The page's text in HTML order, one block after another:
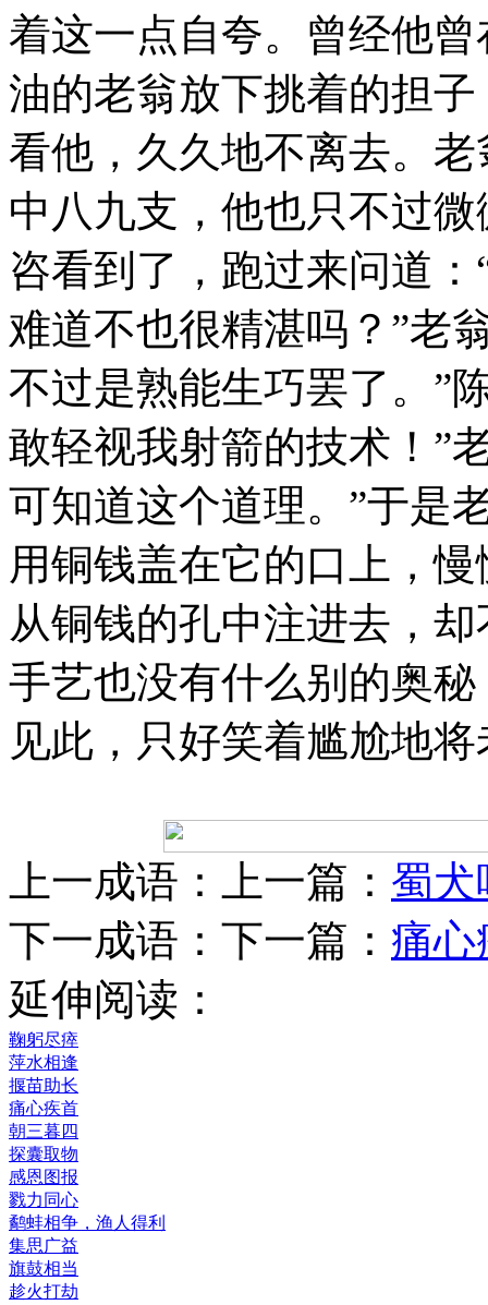
着这一点自夸。曾经他
油的老翁放下挑着的担
看他，久久地不离去。
中八九支，他也只不过
咨看到了，跑过来问道
难道不也很精湛吗？”老
不过是熟能生巧罢了。”
敢轻视我射箭的技术！”
可知道这个道理。”于是
用铜钱盖在它的口上，
从铜钱的孔中注进去，
手艺也没有什么别的奥
见此，只好笑着尴尬地
上一成语：上一篇： 蜀犬
下一成语：下一篇： 痛心
延伸阅读：
鞠躬尽瘁
萍水相逢
揠苗助长
痛心疾首
朝三暮四
探囊取物
感恩图报
戮力同心
鹬蚌相争，渔人得利
集思广益
旗鼓相当
趁火打劫